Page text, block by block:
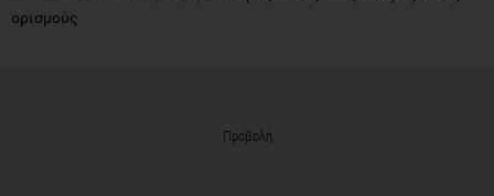
ορισμούς
Προβολή